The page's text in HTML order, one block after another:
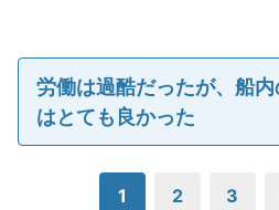
労働は過酷だったが、船
はとても良かった
1 2 3